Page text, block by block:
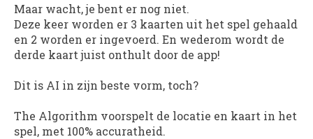
Maar wacht, je bent er nog niet.
Deze keer worden er 3 kaarten uit het spel gehaald
en 2 worden er ingevoerd. En wederom wordt de
derde kaart juist onthult door de app!
Dit is AI in zijn beste vorm, toch?
The Algorithm voorspelt de locatie en kaart in het
spel, met 100% accuratheid.